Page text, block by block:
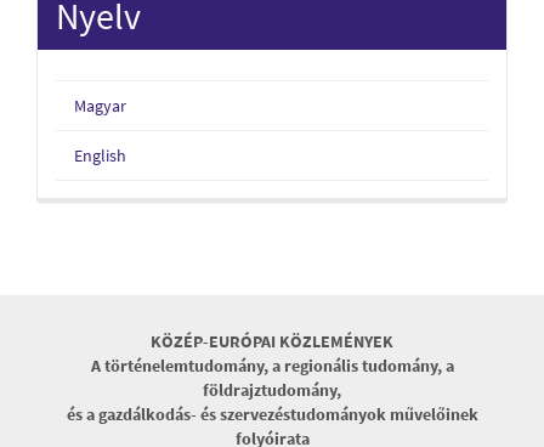
Nyelv
Magyar
English
KÖZÉP-EURÓPAI KÖZLEMÉNYEK
A történelemtudomány, a regionális tudomány, a
földrajztudomány,
és a gazdálkodás- és szervezéstudományok művelőinek
folyóirata